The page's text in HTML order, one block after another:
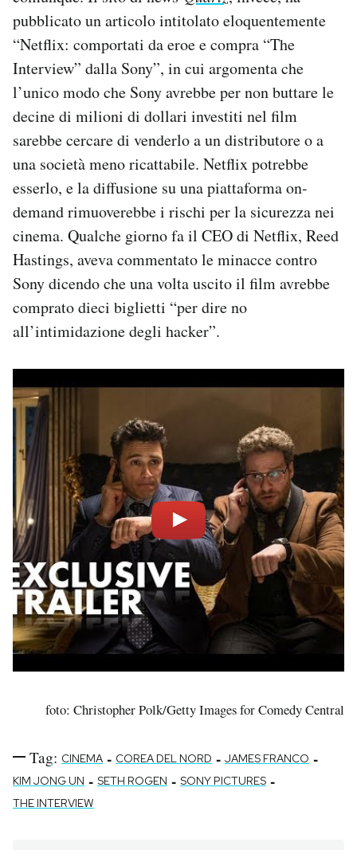
pubblicato un articolo intitolato eloquentemente
“Netflix: comportati da eroe e compra “The
Interview” dalla Sony”, in cui argomenta che
l’unico modo che Sony avrebbe per non buttare le
decine di milioni di dollari investiti nel film
sarebbe cercare di venderlo a un distributore o a
una società meno ricattabile. Netflix potrebbe
esserlo, e la diffusione su una piattaforma on-
demand rimuoverebbe i rischi per la sicurezza nei
cinema. Qualche giorno fa il CEO di Netflix, Reed
Hastings, aveva commentato le minacce contro
Sony dicendo che una volta uscito il film avrebbe
comprato dieci biglietti “per dire no
all’intimidazione degli hacker”.
foto: Christopher Polk/Getty Images for Comedy Central
Tag: CINEMA - COREA DEL NORD - JAMES FRANCO -
KIM JONG UN - SETH ROGEN - SONY PICTURES -
THE INTERVIEW